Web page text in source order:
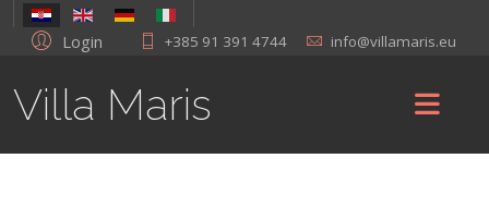
Login +385 91 391 4744 info@villamaris.eu
Villa Maris